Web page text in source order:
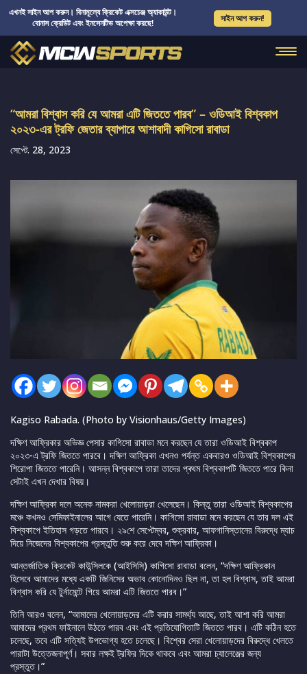
এখনই সাইন আপ করুন। বিনামূল্যে ক্রিকেট এক্সচেঞ্জ অ্যাকাউন্ট।
বোনাস ক্রেডিট এবং ইনসেনটিভ অপেক্ষা করছে!
সাইন আপ করুন!
“আমরা বিশ্বাস করি যে আমরা এটি জিততে পারব” – ওডিআই বিশ্বকাপ
২০২৩-এর ট্রফি জেতার ব্যাপারে আশাবাদী কাগিসো রাবাডা
সেপ্টে. 28, 2023
Kagiso Rabada. (Photo by Visionhaus/Getty Images)
দক্ষিণ আফ্রিকার অভিজ্ঞ পেসার কাগিসো রাবাডা মনে করছেন যে তারা ওডিআই বিশ্বকাপ
২০২৩-এ ট্রফি জিততে পারবে। দক্ষিণ আফ্রিকা এখনও পর্যন্ত একবারও ওডিআই বিশ্বকাপের
শিরোপা জিততে পারেনি। আসন্ন বিশ্বকাপে তারা তাদের প্ৰথম বিশ্বকাপটি জিততে পারে কিনা
সেটাই এখন দেখার বিষয়।
দক্ষিণ আফ্রিকা দলে অনেক নামকরা খেলোয়াড়রা খেলেছেন। কিন্তু তারা ওডিআই বিশ্বকাপের
মঞ্চে কখনও সেমিফাইনালের আগে যেতে পারেনি। কাগিসো রাবাডা মনে করছেন যে তার দল এই
বিশ্বকাপে ইতিহাস গড়তে পারবে। ২৯শে সেপ্টেম্বর, শুক্রবার, আফগানিস্তানের বিরুদ্ধে ম্যাচ
দিয়ে নিজেদের বিশ্বকাপের প্রস্তুতি শুরু করে দেবে দক্ষিণ আফ্রিকা।
আন্তর্জাতিক ক্রিকেট কাউন্সিলকে (আইসিসি) কাগিসো রাবাডা বলেন, “দক্ষিণ আফ্রিকান
হিসেবে আমাদের মধ্যে একটি জিনিসের অভাব কোনোদিনও ছিল না, তা হল বিশ্বাস, তাই আমরা
বিশ্বাস করি যে টুর্নামেন্টে গিয়ে আমরা এটি জিততে পারব।”
তিনি আরও বলেন, “আমাদের খেলোয়াড়দের এটি করার সামর্থ্য আছে, তাই আশা করি আমরা
আমাদের প্রথম ফাইনালে উঠতে পারব এবং এই প্রতিযোগিতাটি জিততে পারব। এটি কঠিন হতে
চলেছে, তবে এটি সত্যিই উপভোগ্য হতে চলেছে। বিশ্বের সেরা খেলোয়াড়দের বিরুদ্ধে খেলতে
পারাটা উত্তেজনাপূর্ণ। সবার লক্ষই ট্রফির দিকে থাকবে এবং আমরা চ্যালেঞ্জের জন্য
প্রস্তুত।”